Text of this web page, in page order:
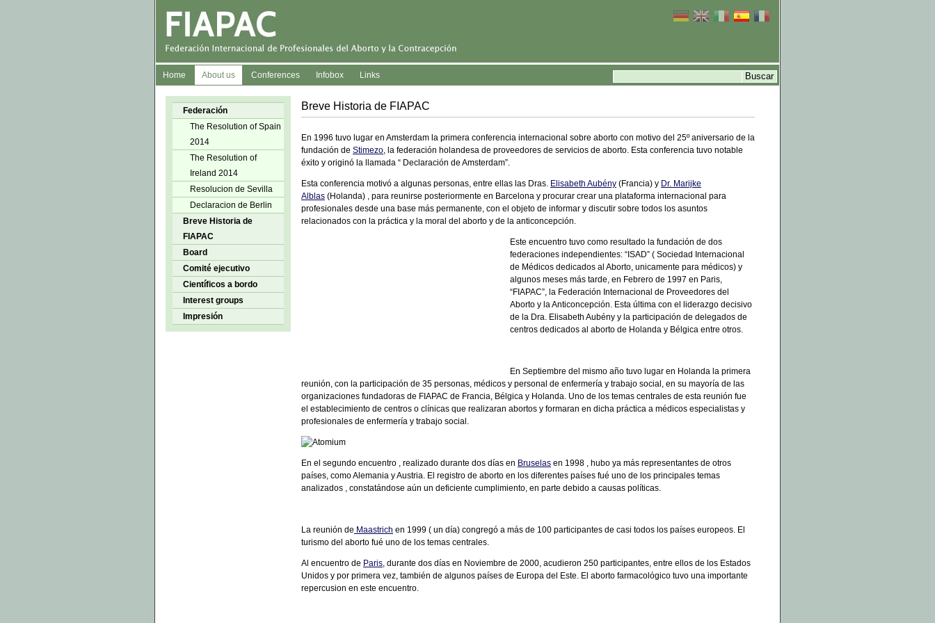
Home About us Conferences Infobox Links
Federación
The Resolution of Spain
2014
The Resolution of
Ireland 2014
Resolucion de Sevilla
Declaracion de Berlin
Breve Historia de
FIAPAC
Board
Comité ejecutivo
Científicos a bordo
Interest groups
Impresión
Breve Historia de FIAPAC
En 1996 tuvo lugar en Amsterdam la primera conferencia internacional sobre aborto con motivo del 25º aniversario de la
fundación de Stimezo, la federación holandesa de proveedores de servicios de aborto. Esta conferencia tuvo notable
éxito y originó la llamada “ Declaración de Amsterdam”.
Esta conferencia motivó a algunas personas, entre ellas las Dras. Elisabeth Aubény (Francia) y Dr. Marijke
Alblas (Holanda) , para reunirse posteriormente en Barcelona y procurar crear una plataforma internacional para
profesionales desde una base más permanente, con el objeto de informar y discutir sobre todos los asuntos
relacionados con la práctica y la moral del aborto y de la anticoncepción.
Este encuentro tuvo como resultado la fundación de dos
federaciones independientes: “ISAD” ( Sociedad Internacional
de Médicos dedicados al Aborto, unicamente para médicos) y
algunos meses más tarde, en Febrero de 1997 en Paris,
“FIAPAC”, la Federación Internacional de Proveedores del
Aborto y la Anticoncepción. Esta última con el liderazgo decisivo
de la Dra. Elisabeth Aubény y la participación de delegados de
centros dedicados al aborto de Holanda y Bélgica entre otros.
En Septiembre del mismo año tuvo lugar en Holanda la primera
reunión, con la participación de 35 personas, médicos y personal de enfermería y trabajo social, en su mayoría de las
organizaciones fundadoras de FIAPAC de Francia, Bélgica y Holanda. Uno de los temas centrales de esta reunión fue
el establecimiento de centros o clínicas que realizaran abortos y formaran en dicha práctica a médicos especialistas y
profesionales de enfermería y trabajo social.
En el segundo encuentro , realizado durante dos días en Bruselas en 1998 , hubo ya más representantes de otros
países, como Alemania y Austria. El registro de aborto en los diferentes países fué uno de los principales temas
analizados , constatándose aún un deficiente cumplimiento, en parte debido a causas políticas.
La reunión de Maastrich en 1999 ( un día) congregó a más de 100 participantes de casi todos los países europeos. El
turismo del aborto fué uno de los temas centrales.
Al encuentro de Paris, durante dos días en Noviembre de 2000, acudieron 250 participantes, entre ellos de los Estados
Unidos y por primera vez, también de algunos países de Europa del Este. El aborto farmacológico tuvo una importante
repercusion en este encuentro.